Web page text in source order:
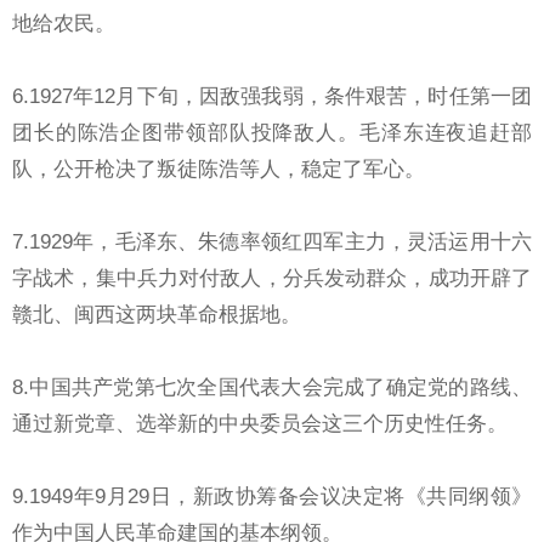
地给农民。
6.1927年12月下旬，因敌强我弱，条件艰苦，时任第一团
团长的陈浩企图带领部队投降敌人。毛泽东连夜追赶部
队，公开枪决了叛徒陈浩等人，稳定了军心。
7.1929年，毛泽东、朱德率领红四军主力，灵活运用十六
字战术，集中兵力对付敌人，分兵发动群众，成功开辟了
赣北、闽西这两块革命根据地。
8.中国共产党第七次全国代表大会完成了确定党的路线、
通过新党章、选举新的中央委员会这三个历史性任务。
9.1949年9月29日，新政协筹备会议决定将《共同纲领》
作为中国人民革命建国的基本纲领。